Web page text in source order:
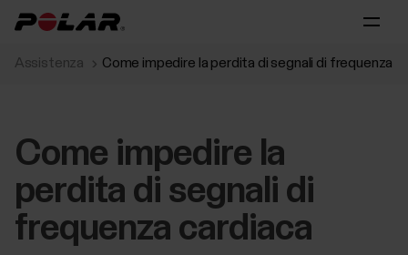
Assistenza Come impedire la perdita di segnali di frequenza
Come impedire la
perdita di segnali di
frequenza cardiaca